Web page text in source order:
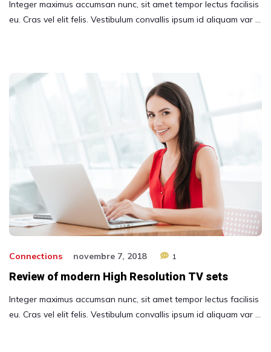
Integer maximus accumsan nunc, sit amet tempor lectus facilisis
eu. Cras vel elit felis. Vestibulum convallis ipsum id aliquam var …
Connections novembre 7, 2018 1
Review of modern High Resolution TV sets
Integer maximus accumsan nunc, sit amet tempor lectus facilisis
eu. Cras vel elit felis. Vestibulum convallis ipsum id aliquam var …